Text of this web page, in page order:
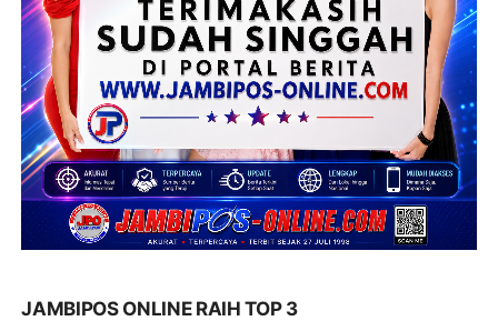
JAMBIPOS ONLINE RAIH TOP 3